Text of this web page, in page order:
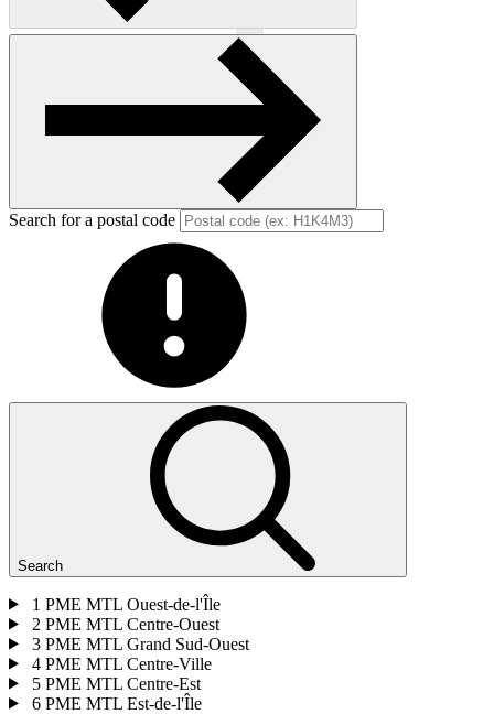
Previous
Search for a postal code
Search
1 PME MTL Ouest-de-l'Île
2 PME MTL Centre-Ouest
3 PME MTL Grand Sud-Ouest
4 PME MTL Centre-Ville
5 PME MTL Centre-Est
6 PME MTL Est-de-l'Île